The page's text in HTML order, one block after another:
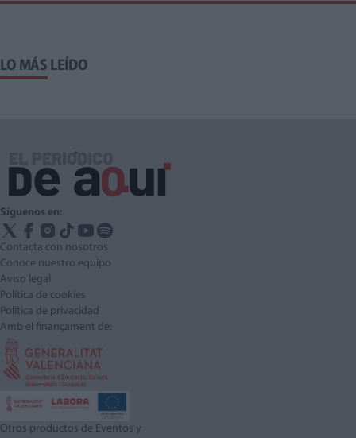
LO MÁS LEÍDO
Síguenos en:
Contacta con nosotros
Conoce nuestro equipo
Aviso legal
Política de cookies
Política de privacidad
Amb el finançament de:
Otros productos de Eventos y